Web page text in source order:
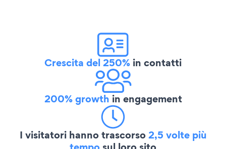
Crescita del 250% in contatti
200% growth in engagement
I visitatori hanno trascorso2,5 volte più